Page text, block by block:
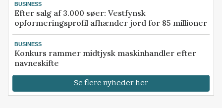
BUSINESS
Efter salg af 3.000 søer: Vestfynsk
opformeringsprofil afhænder jord for 85 millioner
BUSINESS
Konkurs rammer midtjysk maskinhandler efter
navneskifte
Se flere nyheder her